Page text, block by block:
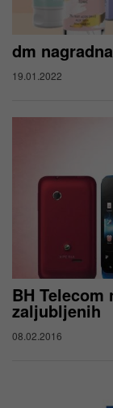
dm
19.01.2022
BH Telecom
zaljubljenih
08.02.2016